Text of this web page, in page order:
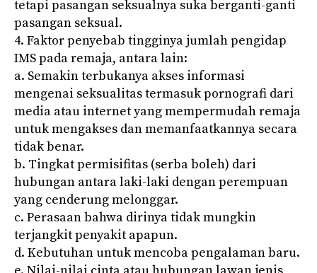
tetapi pasangan seksualnya suka berganti-ganti
pasangan seksual.
4. Faktor penyebab tingginya jumlah pengidap
IMS pada remaja, antara lain:
a. Semakin terbukanya akses informasi
mengenai seksualitas termasuk pornografi dari
media atau internet yang mempermudah remaja
untuk mengakses dan memanfaatkannya secara
tidak benar.
b. Tingkat permisifitas (serba boleh) dari
hubungan antara laki-laki dengan perempuan
yang cenderung melonggar.
c. Perasaan bahwa dirinya tidak mungkin
terjangkit penyakit apapun.
d. Kebutuhan untuk mencoba pengalaman baru.